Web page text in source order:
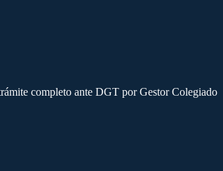
completo ante DGT por Gestor Colegiado